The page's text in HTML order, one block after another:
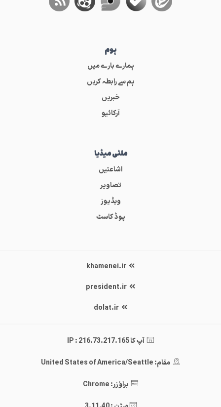
ہوم
ہمارے بارے میں
ہم سے رابطہ کریں
خبریں
آرکائیو
ملٹی میڈیا
اشاعتیں
تصاویر
ویڈیوز
پوڈ کاسٹ
khamenei.ir
president.ir
dolat.ir
آپ کا IP : 216.73.217.165
مقام: United States of America/Seattle
براؤزر: Chrome